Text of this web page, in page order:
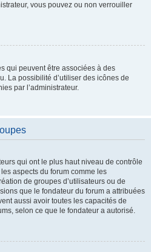
vous pouvez ou non verrouiller
qui peuvent être associées à des
La possibilité d’utiliser des icônes de
par l’administrateur.
qui ont le plus haut niveau de contrôle
aspects du forum comme les
de groupes d’utilisateurs ou de
que le fondateur du forum a attribuées
aussi avoir toutes les capacités de
selon ce que le fondateur a autorisé.